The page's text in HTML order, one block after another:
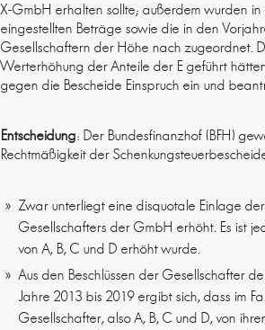
X-GmbH erhalten sollte; außerdem wurden
eingestellten Beträge sowie die in den
Gesellschaftern der Höhe nach zugeordnet.
Werterhöhung der Anteile der E geführt
gegen die Bescheide Einspruch ein und
Entscheidung: Der Bundesfinanzhof (BFH)
Rechtmäßigkeit der
Zwar unterliegt eine disquotale Einlage
Gesellschafters der GmbH erhöht. Es ist
von A, B, C und D erhöht wurde.
Aus den Beschlüssen der Gesellschafter
Jahre 2013 bis 2019 ergibt sich, dass im
Gesellschafter, also A, B, C und D, von